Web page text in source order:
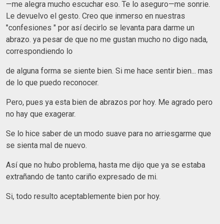
—me alegra mucho escuchar eso. Te lo aseguro—me sonrie.
Le devuelvo el gesto. Creo que inmerso en nuestras
"confesiones " por así decirlo se levanta para darme un
abrazo. ya pesar de que no me gustan mucho no digo nada,
correspondiendo lo
de alguna forma se siente bien. Si me hace sentir bien... mas
de lo que puedo reconocer.
Pero, pues ya esta bien de abrazos por hoy. Me agrado pero
no hay que exagerar.
Se lo hice saber de un modo suave para no arriesgarme que
se sienta mal de nuevo.
Así que no hubo problema, hasta me dijo que ya se estaba
extrañando de tanto cariño expresado de mi.
Si, todo resulto aceptablemente bien por hoy.